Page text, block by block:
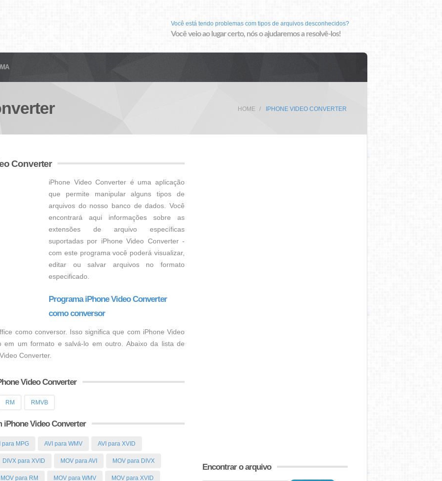
Você está tendo problemas com tipos de arquivos desconhecidos?
Você veio ao lugar certo, nós o ajudaremos a resolvê-los!
HOME IPHONE VIDEO CONVERTER
Converter
iPhone Video Converter é uma aplicação
que permite manipular alguns tipos de
arquivos do nosso banco de dados. Você
encontrará aqui informações sobre as
extensões de arquivo específicas
suportadas por iPhone Video Converter -
com este programa você poderá visualizar,
editar ou salvar arquivos no formato
especificado.
Programa iPhone Video Converter
como conversor
como conversor. Isso significa que com iPhone Video
em um formato e salvá-lo em outro. Abaixo da lista de
Converter.
Video Converter
RM RMVB
iPhone Video Converter
para MPG AVI para WMV AVI para XVID
DIVX para XVID MOV para AVI MOV para DIVX
MOV para RM MOV para WMV MOV para XVID
Encontrar o arquivo